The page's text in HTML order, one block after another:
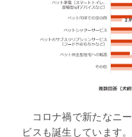
コロナ禍で新たなニ
ビスも誕生しています